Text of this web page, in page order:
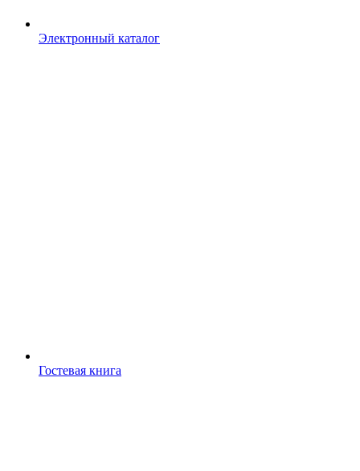
Электронный каталог
Гостевая книга